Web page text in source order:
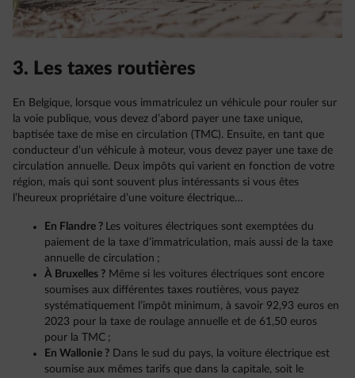
3. Les taxes routières
En Belgique, lorsque vous immatriculez un véhicule pour rouler sur
la voie publique, vous devez d’abord payer une taxe unique,
baptisée taxe de mise en circulation (TMC). Ensuite, en tant que
conducteur d’un véhicule à moteur, vous devez payer une taxe de
circulation annuelle. Deux impôts qui varient en fonction de votre
région, mais qui sont souvent plus intéressants si vous êtes
l’heureux propriétaire d’une voiture électrique…
En Flandre ? Les voitures électriques sont exemptées du
paiement de la taxe d’immatriculation, mais aussi de la taxe
annuelle de circulation ;
À Bruxelles ? Même si les voitures électriques sont encore
soumises aux différentes taxes routières, vous payez
systématiquement l’impôt minimum, à savoir 92,93 euros en
2023 pour la taxe de roulage annuelle et de 61,50 euros
pour la TMC ;
En Wallonie ? Dans le sud du pays, la voiture électrique est
soumise aux mêmes tarifs que dans la capitale, soit le